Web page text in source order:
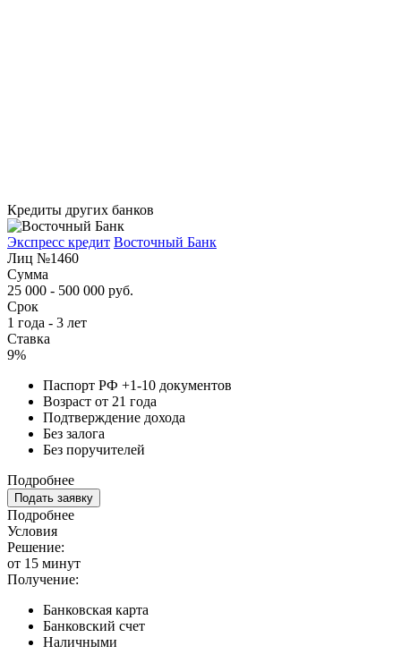
Кредиты других банков
Экспресс кредит Восточный Банк
Лиц №1460
Сумма
25 000 - 500 000 руб.
Срок
1 года - 3 лет
Ставка
9%
Паспорт РФ +1-10 документов
Возраст от 21 года
Подтверждение дохода
Без залога
Без поручителей
Подробнее
Подать заявку
Подробнее
Условия
Решение:
от 15 минут
Получение:
Банковская карта
Банковский счет
Наличными